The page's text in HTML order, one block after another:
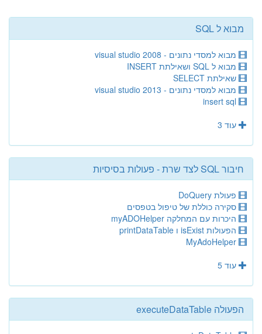
מבוא ל SQL
מבוא למסדי נתונים - visual studio 2008
מבוא ל SQL ושאילתת INSERT
שאילתת SELECT
מבוא למסדי נתונים - visual studio 2013
עוד 3
חיבור SQL לצד שרת - פעולות בסיסיות
פעולת DoQuery
סקירה כוללת של טיפול בטפסים
היכרות עם המחלקה myADOHelper
הפעולות isExist ו printDataTable
עוד 5
הפעולה executeDataTable